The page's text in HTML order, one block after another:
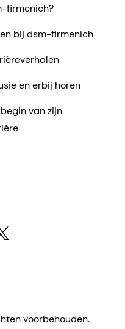
firmenich?
bij dsm-firmenich
en erbij horen
van zijn
voorbehouden.